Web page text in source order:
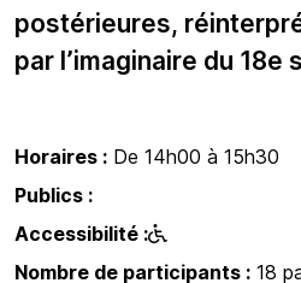
postérieures,
par l’imaginaire du 18e
Horaires : De 14h00 à 15h30
Publics :
Accessibilité :
Nombre de participants : 18